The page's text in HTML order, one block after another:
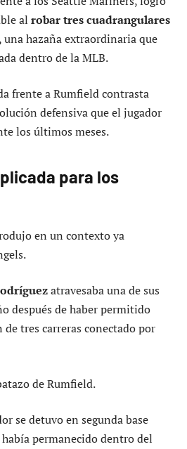
al robar tres cuadrangulares
, una hazaña extraordinaria que
dentro de la MLB.
frente a Rumfield contrasta
defensiva que el jugador
los últimos meses.
para los
en un contexto ya
atravesaba una de sus
después de haber permitido
tres carreras conectado por
de Rumfield.
se detuvo en segunda base
permanecido dentro del